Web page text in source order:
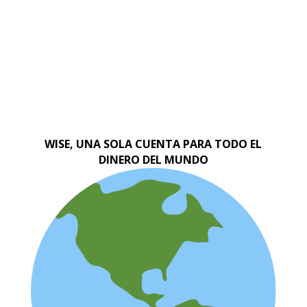
WISE, UNA SOLA CUENTA PARA TODO EL
DINERO DEL MUNDO